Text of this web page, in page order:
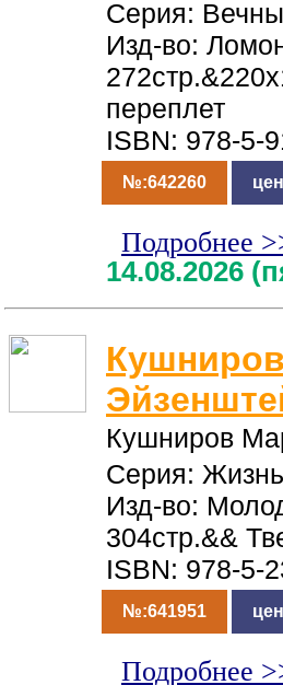
Серия:
Изд-во:
переплет
ISBN: 978-5-
№:642260
Подробнее
14.08.2026
Кушниров
Серия:
Изд-во:
304стр.&&
ISBN: 978-5-
№:641951
Подробнее